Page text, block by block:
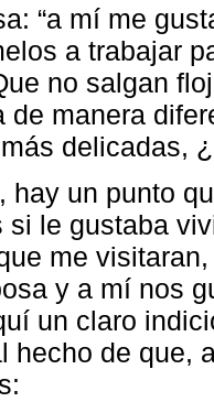
“a mí me
a trabajar
no salgan
de manera
delicadas,
hay un punto
si le gustaba
me
y a mí nos
un claro
hecho de que,